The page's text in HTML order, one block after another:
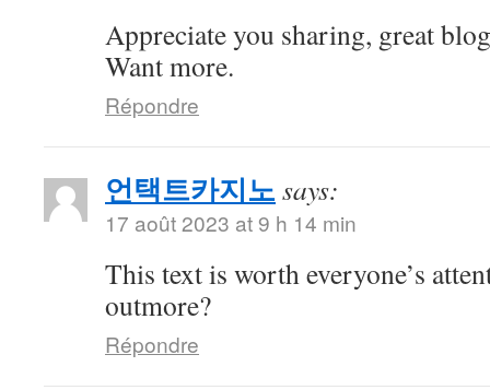
Appreciate you sharing, great
Want more.
Répondre
언택트카지노says:
17 août 2023 at 9 h 14 min
This text is worth everyone’s
outmore?
Répondre